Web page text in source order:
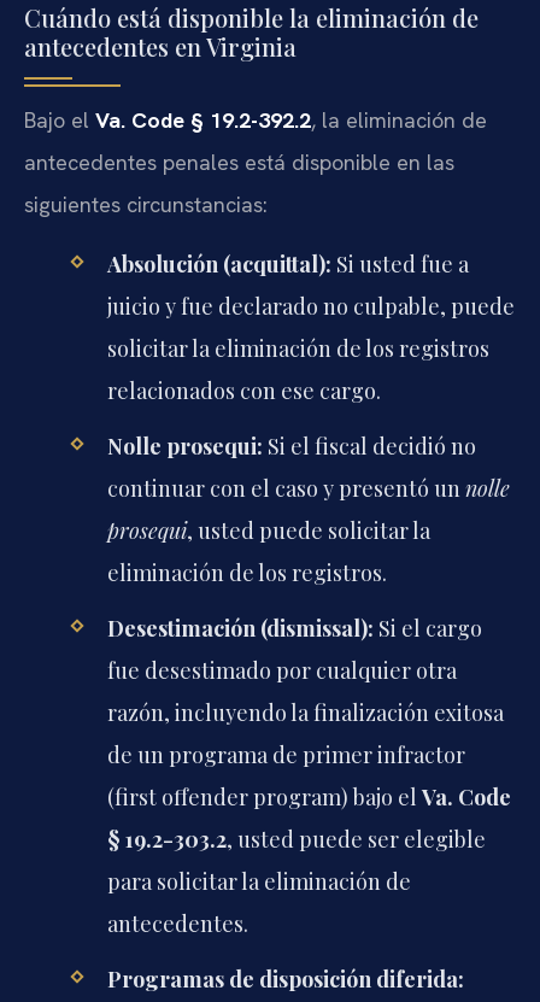
Cuándo está disponible la eliminación de
antecedentes en Virginia
Bajo el Va. Code § 19.2-392.2, la eliminación de
antecedentes penales está disponible en las
siguientes circunstancias:
Absolución (acquittal): Si usted fue a
juicio y fue declarado no culpable, puede
solicitar la eliminación de los registros
relacionados con ese cargo.
Nolle prosequi: Si el fiscal decidió no
continuar con el caso y presentó unnolle
prosequi, usted puede solicitar la
eliminación de los registros.
Desestimación (dismissal): Si el cargo
fue desestimado por cualquier otra
razón, incluyendo la finalización exitosa
de un programa de primer infractor
(first offender program) bajo elVa. Code
§ 19.2-303.2, usted puede ser elegible
para solicitar la eliminación de
antecedentes.
Programas de disposición diferida: